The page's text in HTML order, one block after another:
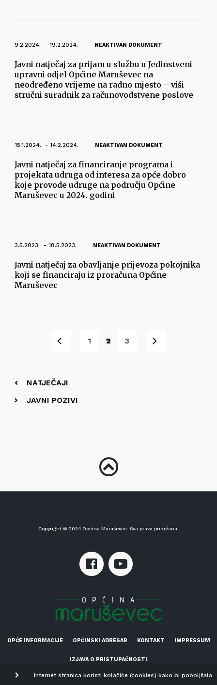
9.2.2024. - 19.2.2024. NEAKTIVAN DOKUMENT
Javni natječaj za prijam u službu u Jedinstveni
upravni odjel Općine Maruševec na
neodređeno vrijeme na radno mjesto – viši
stručni suradnik za računovodstvene poslove
15.1.2024. - 14.2.2024. NEAKTIVAN DOKUMENT
Javni natječaj za financiranje programa i
projekata udruga od interesa za opće dobro
koje provode udruge na području Općine
Maruševec u 2024. godini
3.5.2023. - 18.5.2023. NEAKTIVAN DOKUMENT
Javni natječaj za obavljanje prijevoza pokojnika
koji se financiraju iz proračuna Općine
Maruševec
Pret 1 2 3 Sljedeće
NATJEČAJI
JAVNI POZIVI
Copyright © 2024 Općina Maruševec. Sva prava pridržana.
OPĆE INFORMACIJE OPĆINSKI ADRESAR KONTAKT IMPRESSUM
IZJAVA O PRISTUPAČNOSTI
Internet stranica koristi kolačiće (cookies) kako bi poboljšala